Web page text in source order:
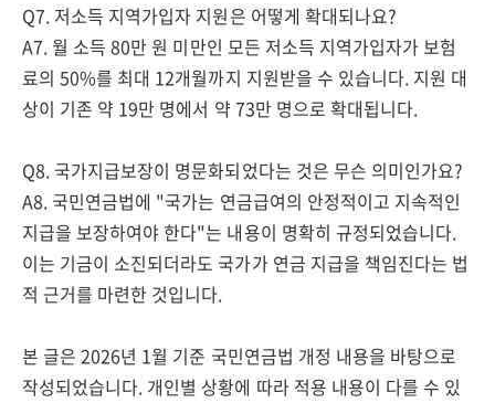
Q7. 저소득 지역가입자 지원은 어떻게 확대되나요?
A7. 월 소득 80만 원 미만인 모든 저소득 지역가입자가 보험
료의 50%를 최대 12개월까지 지원받을 수 있습니다. 지원 대
상이 기존 약 19만 명에서 약 73만 명으로 확대됩니다.
Q8. 국가지급보장이 명문화되었다는 것은 무슨 의미인가요?
A8. 국민연금법에 "국가는 연금급여의 안정적이고 지속적인
지급을 보장하여야 한다"는 내용이 명확히 규정되었습니다.
이는 기금이 소진되더라도 국가가 연금 지급을 책임진다는 법
적 근거를 마련한 것입니다.
본 글은 2026년 1월 기준 국민연금법 개정 내용을 바탕으로
작성되었습니다. 개인별 상황에 따라 적용 내용이 다를 수 있